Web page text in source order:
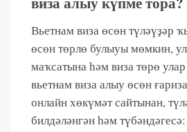
Вьетнам виза өсөн түләүҙәр
өсөн төрлө булыуы мөмкин,
маҡсатына һәм виза төрө
вьетнам виза алыу өсөн
онлайн хөкүмәт сайтынан,
билдәләнгән һәм түбәндәгесә: